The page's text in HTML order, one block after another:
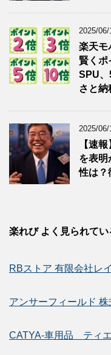
2025/06/
楽天モ
賢くポ
SPU、
さと納
2025/06/
【速
を表明
性は？
楽れび よく見られて
RBストア 有限会社レ
アンサーフィールド
CATYA-車用品 ティ